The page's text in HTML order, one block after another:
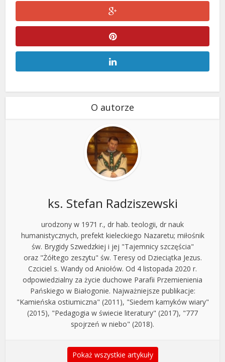
O autorze
ks. Stefan Radziszewski
urodzony w 1971 r., dr hab. teologii, dr nauk
humanistycznych, prefekt kieleckiego Nazaretu; miłośnik
św. Brygidy Szwedzkiej i jej "Tajemnicy szczęścia"
oraz "Żółtego zeszytu" św. Teresy od Dzieciątka Jezus.
Czciciel s. Wandy od Aniołów. Od 4 listopada 2020 r.
odpowiedzialny za życie duchowe Parafii Przemienienia
Pańskiego w Białogonie. Najważniejsze publikacje:
"Kamieńska ostiumiczna" (2011), "Siedem kamyków wiary"
(2015), "Pedagogia w świecie literatury" (2017), "777
spojrzeń w niebo" (2018).
Pokaż wszystkie artykuły